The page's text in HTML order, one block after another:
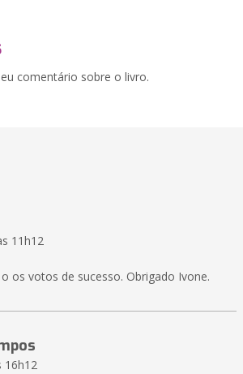
comentário sobre o livro.
11h12
os votos de sucesso. Obrigado Ivone.
16h12